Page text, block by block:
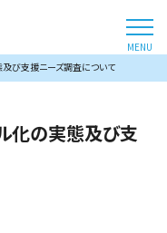
び支援ニーズ調査について
化の実態及び支